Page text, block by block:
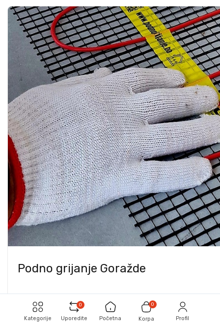
Kategorije Uporedite
0
Početna Korpa
0
Profil
Podno grijanje Goražde